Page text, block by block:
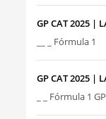
GP CAT 2025 |
__ _
GP CAT 2025 |
_ _ Fórmula 1